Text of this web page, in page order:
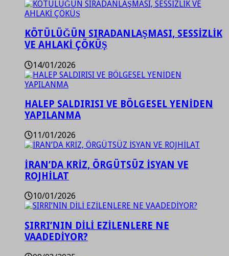
KÖTÜLÜĞÜN SIRADANLAŞMASI, SESSİZLİK
VE AHLAKİ ÇÖKÜŞ
14/01/2026
HALEP SALDIRISI VE BÖLGESEL YENİDEN
YAPILANMA
11/01/2026
İRAN’DA KRİZ, ÖRGÜTSÜZ İSYAN VE
ROJHİLAT
10/01/2026
SIRRI’NIN DİLİ EZİLENLERE NE
VAADEDİYOR?